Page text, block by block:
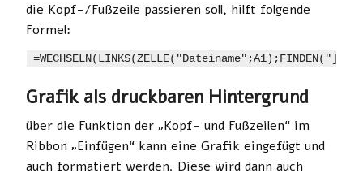
die Kopf-/Fußzeile passieren soll, hilft folgende
Formel:
Grafik als druckbaren Hintergrund
über die Funktion der „Kopf- und Fußzeilen“ im
Ribbon „Einfügen“ kann eine Grafik eingefügt und
auch formatiert werden. Diese wird dann auch